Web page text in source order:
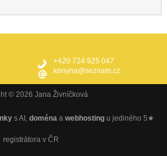
+420 724 925 047
konyna@seznam.cz
© 2026 Jana Živníčková
s AI, doména a webhosting u jediného 5★
registrátora v ČR